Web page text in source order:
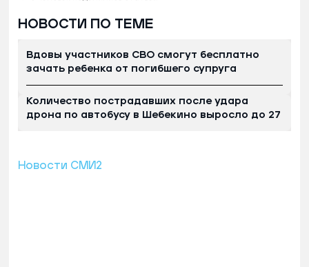
НОВОСТИ ПО ТЕМЕ
Вдовы участников СВО смогут бесплатно
зачать ребенка от погибшего супруга
Количество пострадавших после удара
дрона по автобусу в Шебекино выросло до 27
Новости СМИ2